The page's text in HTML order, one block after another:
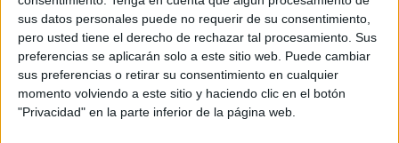
sus datos personales puede no requerir de su consentimiento,
pero usted tiene el derecho de rechazar tal procesamiento. Sus
preferencias se aplicarán solo a este sitio web. Puede cambiar
sus preferencias o retirar su consentimiento en cualquier
momento volviendo a este sitio y haciendo clic en el botón
"Privacidad" en la parte inferior de la página web.
13 DE JULIO DE 2015
Es presidenta de Fiverooms y Women CEO
El Foro Europa 2001, presidido por José Luis Salaverría, ha concedido a Ana